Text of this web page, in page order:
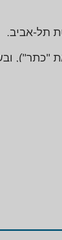
תל-אביב.